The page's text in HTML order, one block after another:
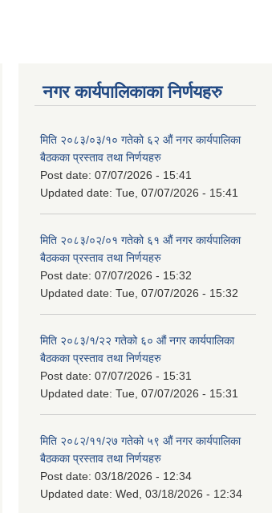
नगर कार्यपालिकाका निर्णयहरु
मिति २०८३/०३/१० गतेको ६२ औं नगर कार्यपालिका
बैठकका प्रस्ताव तथा निर्णयहरु
Post date: 07/07/2026 - 15:41
Updated date: Tue, 07/07/2026 - 15:41
मिति २०८३/०२/०१ गतेको ६१ औं नगर कार्यपालिका
बैठकका प्रस्ताव तथा निर्णयहरु
Post date: 07/07/2026 - 15:32
Updated date: Tue, 07/07/2026 - 15:32
मिति २०८३/१/२२ गतेको ६० औं नगर कार्यपालिका
बैठकका प्रस्ताव तथा निर्णयहरु
Post date: 07/07/2026 - 15:31
Updated date: Tue, 07/07/2026 - 15:31
मिति २०८२/११/२७ गतेको ५९ औं नगर कार्यपालिका
बैठकका प्रस्ताव तथा निर्णयहरु
Post date: 03/18/2026 - 12:34
Updated date: Wed, 03/18/2026 - 12:34